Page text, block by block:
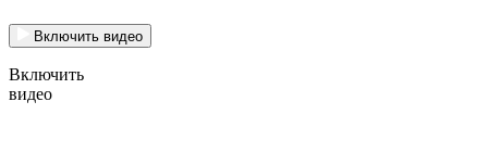
Включить видео
Включить
видео